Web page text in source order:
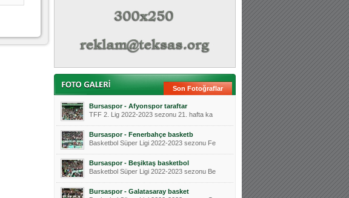
Son Fotoğraflar
Bursaspor - Afyonspor taraftar
TFF 2. Lig 2022-2023 sezonu 21. hafta ka
Bursaspor - Fenerbahçe basketb
Basketbol Süper Ligi 2022-2023 sezonu Fe
Bursaspor - Beşiktaş basketbol
Basketbol Süper Ligi 2022-2023 sezonu Be
Bursaspor - Galatasaray basket